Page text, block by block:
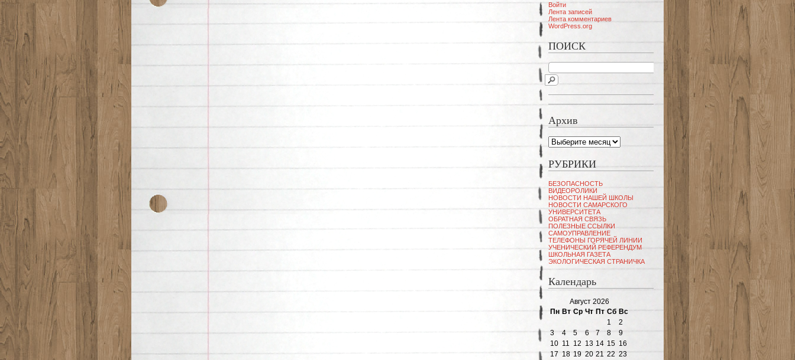
Войти
Лента записей
Лента комментариев
WordPress.org
ПОИСК
Архив
Архив
РУБРИКИ
БЕЗОПАСНОСТЬ
ВИДЕОРОЛИКИ
НОВОСТИ НАШЕЙ ШКОЛЫ
НОВОСТИ САМАРСКОГО
УНИВЕРСИТЕТА
ОБРАТНАЯ СВЯЗЬ
ПОЛЕЗНЫЕ ССЫЛКИ
САМОУПРАВЛЕНИЕ
ТЕЛЕФОНЫ ГОРЯЧЕЙ ЛИНИИ
УЧЕНИЧЕСКИЙ РЕФЕРЕНДУМ
ШКОЛЬНАЯ ГАЗЕТА
ЭКОЛОГИЧЕСКАЯ СТРАНИЧКА
Календарь
Август 2026
Пн Вт Ср Чт Пт Сб Вс
1
2
3
4 5 6 7 8
9
10 11 12 13 14 15 16
17 18 19 20 21 22 23